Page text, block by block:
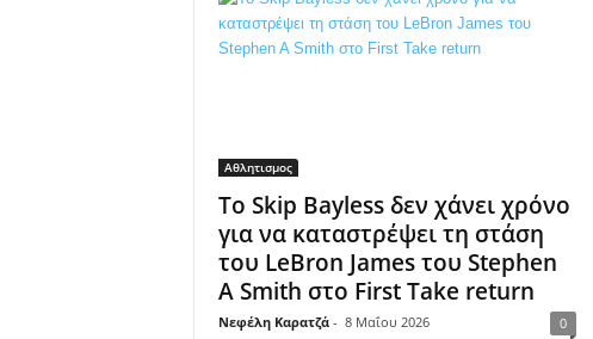
Αθλητισμος
Το Skip Bayless δεν χάνει χρόνο
για να καταστρέψει τη στάση
του LeBron James του Stephen
A Smith στο First Take return
Νεφέλη Καρατζά - 8 Μαΐου 2026 0